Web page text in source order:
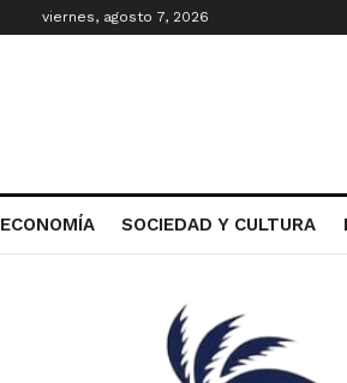
viernes, agosto 7, 2026
ECONOMÍA SOCIEDAD Y CULTURA